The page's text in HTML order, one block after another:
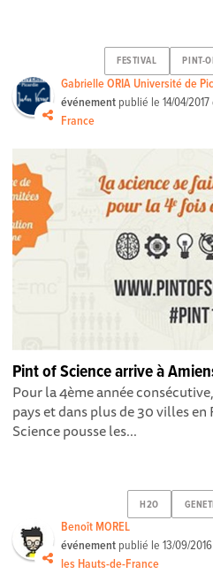
FESTIVAL PINT-
Gabrielle ORIA Université de
événement publié le14/04/2017
France
Pint of Science arrive à
Pour la 4ème année
pays et dans plus de 30 villes
Science pousse les...
H2O
Benoît MOREL
événement publié le13/09/2016
les Hauts-de-France